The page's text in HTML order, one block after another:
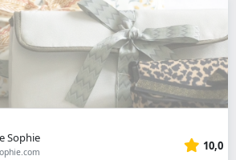
Sophie
10,0